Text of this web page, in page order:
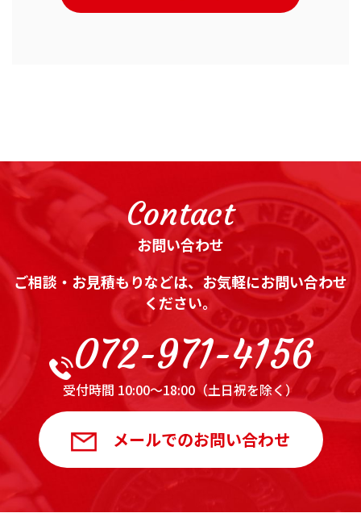
Contact
お問い合わせ
ご相談・お見積もりなどは、お気軽にお問い合わせ
ください。
072-971-4156
受付時間 10:00～18:00（土日祝を除く）
メールでのお問い合わせ